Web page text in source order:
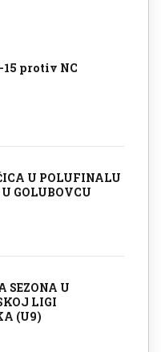
15 protiv NC
U POLUFINALU
GOLUBOVCU
SEZONA U
LIGI
(U9)